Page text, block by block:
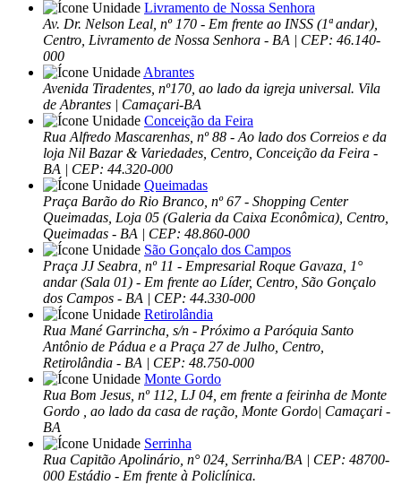
Livramento de Nossa Senhora
Av. Dr. Nelson Leal, nº 170 - Em frente ao INSS (1ª andar),
Centro, Livramento de Nossa Senhora - BA | CEP: 46.140-
000
Abrantes
Avenida Tiradentes, nº170, ao lado da igreja universal. Vila
de Abrantes | Camaçari-BA
Conceição da Feira
Rua Alfredo Mascarenhas, nº 88 - Ao lado dos Correios e da
loja Nil Bazar & Variedades, Centro, Conceição da Feira -
BA | CEP: 44.320-000
Queimadas
Praça Barão do Rio Branco, nº 67 - Shopping Center
Queimadas, Loja 05 (Galeria da Caixa Econômica), Centro,
Queimadas - BA | CEP: 48.860-000
São Gonçalo dos Campos
Praça JJ Seabra, nº 11 - Empresarial Roque Gavaza, 1°
andar (Sala 01) - Em frente ao Líder, Centro, São Gonçalo
dos Campos - BA | CEP: 44.330-000
Retirolândia
Rua Mané Garrincha, s/n - Próximo a Paróquia Santo
Antônio de Pádua e a Praça 27 de Julho, Centro,
Retirolândia - BA | CEP: 48.750-000
Monte Gordo
Rua Bom Jesus, nº 112, LJ 04, em frente a feirinha de Monte
Gordo , ao lado da casa de ração, Monte Gordo| Camaçari -
BA
Serrinha
Rua Capitão Apolinário, n° 024, Serrinha/BA | CEP: 48700-
000 Estádio - Em frente à Policlínica.